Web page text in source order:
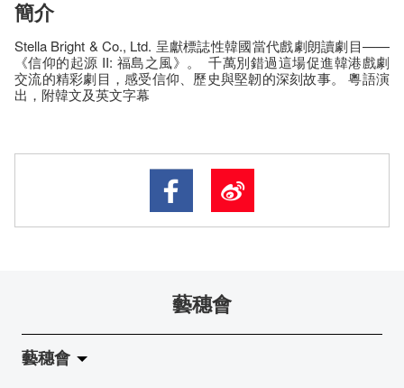
簡介
Stella Bright & Co., Ltd. 呈獻標誌性韓國當代戲劇朗讀劇目——
《信仰的起源 II: 福島之風》。 千萬別錯過這場促進韓港戲劇
交流的精彩劇目，感受信仰、歷史與堅韌的深刻故事。 粵語演
出，附韓文及英文字幕
藝穗會
藝穗會